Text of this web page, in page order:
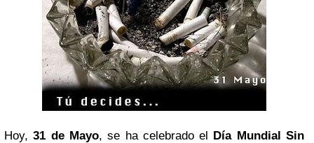
Hoy,31 de Mayo, se ha celebrado el Día Mundial Sin